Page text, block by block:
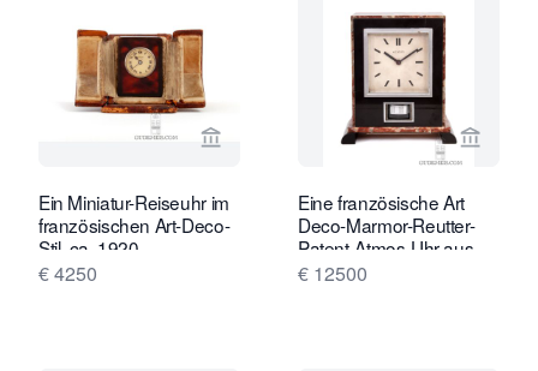
Verkaeuferseite von Gude & Meis
Ein Miniatur-Reiseuhr im
französischen Art-Deco-
Stil, ca. 1920
€ 4250
Eine französische Art
Deco-Marmor-Reutter-
Patent-Atmos-Uhr aus
dem Jahr 1932.
€ 12500